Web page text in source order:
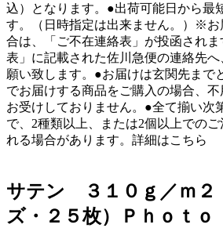
込）となります。●出荷可能日から最
す。（日時指定は出来ません。）※お
合は、「ご不在連絡表」が投函され
表」に記載された佐川急便の連絡先
願い致します。●お届けは玄関先まで
でお届けする商品をご購入の場合、
お受けしておりません。●全て揃い次
で、2種類以上、または2個以上での
れる場合があります。詳細はこちら
サテン ３１０ｇ／ｍ２
ズ・２５枚）Ｐｈｏｔ